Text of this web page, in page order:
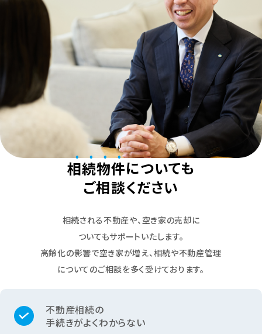
相続物件についても
ご相談ください
相続される不動産や、空き家の売却に
ついてもサポートいたします。
高齢化の影響で空き家が増え、相続や不動産管理
についてのご相談を多く受けております。
不動産相続の
手続きがよくわからない